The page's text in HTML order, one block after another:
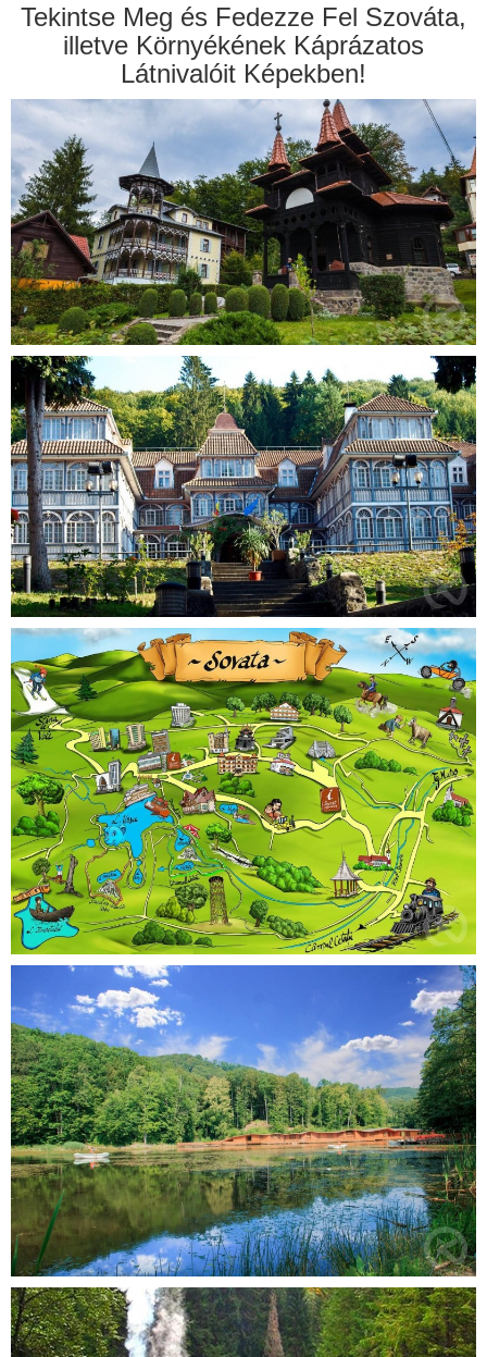
Tekintse Meg és Fedezze Fel Szováta,
illetve Környékének Káprázatos
Látnivalóit Képekben!